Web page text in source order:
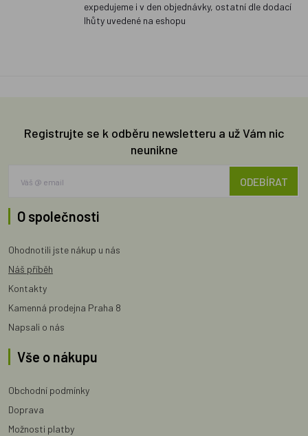
expedujeme i v den objednávky, ostatní dle dodací
lhůty uvedené na eshopu
Registrujte se k odběru newsletteru a už Vám nic
neunikne
ODEBÍRAT
O společnosti
Ohodnotili jste nákup u nás
Náš příběh
Kontakty
Kamenná prodejna Praha 8
Napsali o nás
Vše o nákupu
Obchodní podmínky
Doprava
Možnosti platby